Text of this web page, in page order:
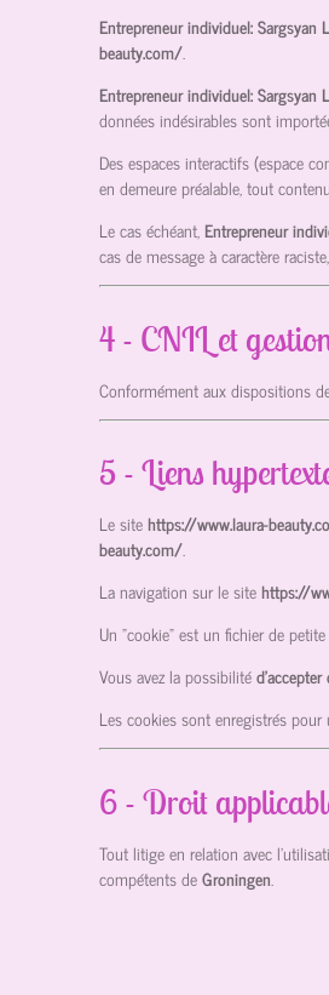
Entrepreneur individuel:
beauty.com/.
Entrepreneur individuel:
données indésirables sont
Des espaces interactifs (espace
en demeure préalable, tout
Le cas échéant, Entrepreneur
cas de message à caractère
4 - CNIL et
Conformément aux dispositions
5 - Liens
Le sitehttps://www.laura-
beauty.com/.
La navigation sur le sitehttps://
Un "cookie" est un fichier de
Vous avez la possibilité
Les cookies sont enregistrés
6 - Droit
Tout litige en relation avec
compétents deGroningen.